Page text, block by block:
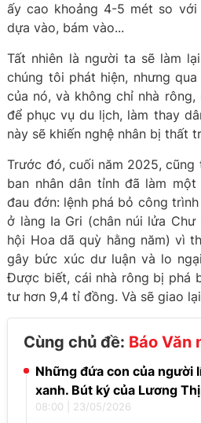
ấy cao khoảng 4-5 mét so
dựa vào, bám vào...
Tất nhiên là người ta sẽ làm
chúng tôi phát hiện, nhưng
của nó, và không chỉ nhà rông,
để phục vụ du lịch, làm thay
này sẽ khiến nghệ nhân bị thất
Trước đó, cuối năm 2025, cũng
ban nhân dân tỉnh đã làm
đau đớn: lệnh phá bỏ công
ở làng Ia Gri (chân núi lửa
hội Hoa dã quỳ hằng năm) vì
gây bức xúc dư luận và lo
Được biết, cái nhà rông bị phá
tư hơn 9,4 tỉ đồng. Và sẽ giao
Cùng chủ đề: Báo Văn
Những đứa con của người
xanh. Bút ký của Lương
08:00 23/05/2026